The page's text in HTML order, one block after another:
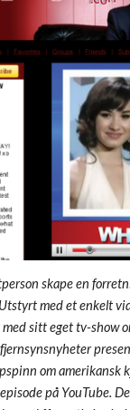
skape en
med et enkelt
sitt eget tv-show
om amerikansk
på YouTube.